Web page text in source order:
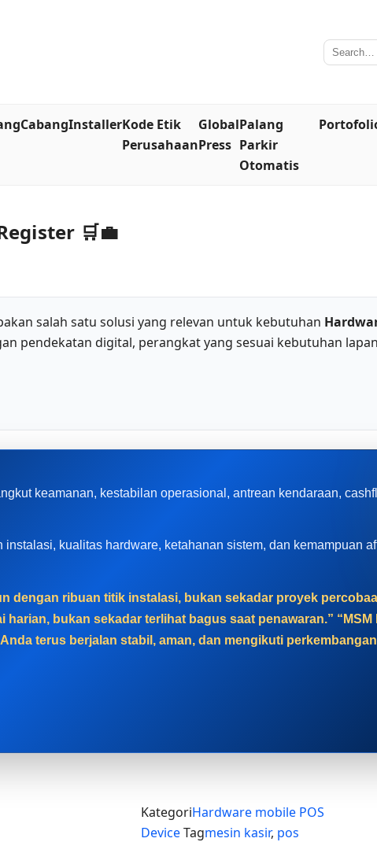
CabangInstallerKode Etik
Perusahaan
Global
Press
Palang
Parkir
Otomatis
🛒💼
salah satu solusi yang relevan untuk kebutuhan
pendekatan digital, perangkat yang sesuai kebutuhan
keamanan, kestabilan operasional, antrean kendaraan,
kualitas hardware, ketahanan sistem, dan kemampuan
dengan ribuan titik instalasi, bukan sekadar proyek
bukan sekadar terlihat bagus saat penawaran.”
terus berjalan stabil, aman, dan mengikuti
KategoriHardware mobile POS
DeviceTagmesin kasir, pos